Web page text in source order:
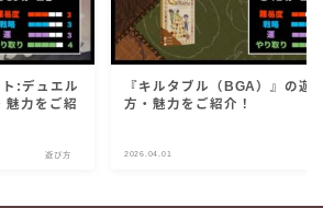
ト:デュエル
魅力をご紹
遊び方
『キルタブル（BGA）』の遊
方・魅力をご紹介！
2026.04.01